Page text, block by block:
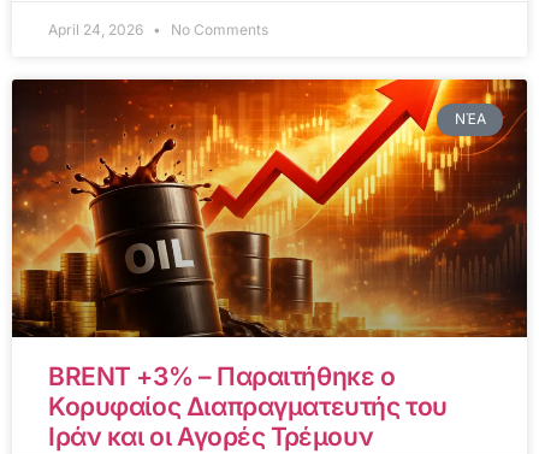
April 24, 2026 No Comments
ΝΈΑ
BRENT +3% – Παραιτήθηκε ο
Κορυφαίος Διαπραγματευτής του
Ιράν και οι Αγορές Τρέμουν